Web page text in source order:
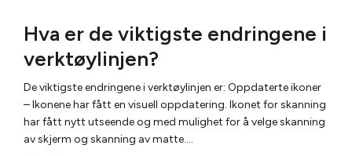
Hva er de viktigste endringene i
verktøylinjen?
De viktigste endringene i verktøylinjen er: Oppdaterte ikoner
– Ikonene har fått en visuell oppdatering. Ikonet for skanning
har fått nytt utseende og med mulighet for å velge skanning
av skjerm og skanning av matte.…